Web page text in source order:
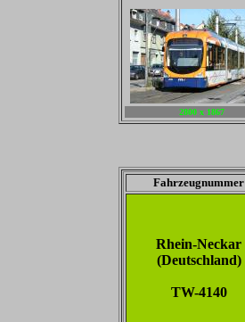
2800 x 1867
Fahrzeugnummer
Rhein-Neckar
(Deutschland)
TW-4140